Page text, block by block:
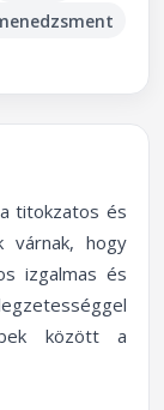
titokzatos és
várnak, hogy
izgalmas és
között a